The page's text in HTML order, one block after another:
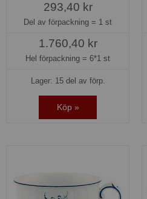
293,40 kr
Del av förpackning = 1 st
1.760,40 kr
Hel förpackning = 6*1 st
Lager: 15 del av förp.
Köp »